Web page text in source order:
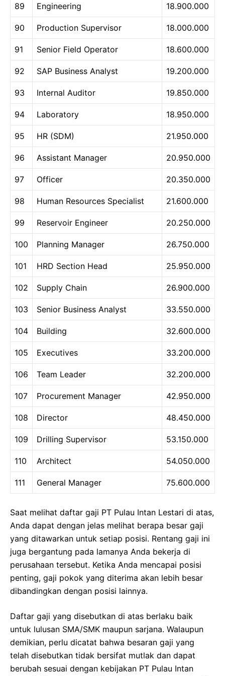
89 Engineering 18.900.000
90 Production Supervisor 18.000.000
91 Senior Field Operator 18.600.000
92 SAP Business Analyst 19.200.000
93 Internal Auditor 19.850.000
94 Laboratory 18.950.000
95 HR (SDM) 21.950.000
96 Assistant Manager 20.950.000
97 Officer 20.350.000
98 Human Resources Specialist 21.600.000
99 Reservoir Engineer 20.250.000
100 Planning Manager 26.750.000
101 HRD Section Head 25.950.000
102 Supply Chain 26.900.000
103 Senior Business Analyst 33.550.000
104 Building 32.600.000
105 Executives 33.200.000
106 Team Leader 32.200.000
107 Procurement Manager 42.950.000
108 Director 48.450.000
109 Drilling Supervisor 53.150.000
110 Architect 54.050.000
111 General Manager 75.600.000
Saat melihat daftar gaji PT Pulau Intan Lestari di atas,
Anda dapat dengan jelas melihat berapa besar gaji
yang ditawarkan untuk setiap posisi. Rentang gaji ini
juga bergantung pada lamanya Anda bekerja di
perusahaan tersebut. Ketika Anda mencapai posisi
penting, gaji pokok yang diterima akan lebih besar
dibandingkan dengan posisi lainnya.
Daftar gaji yang disebutkan di atas berlaku baik
untuk lulusan SMA/SMK maupun sarjana. Walaupun
demikian, perlu dicatat bahwa besaran gaji yang
telah disebutkan tidak bersifat mutlak dan dapat
berubah sesuai dengan kebijakan PT Pulau Intan